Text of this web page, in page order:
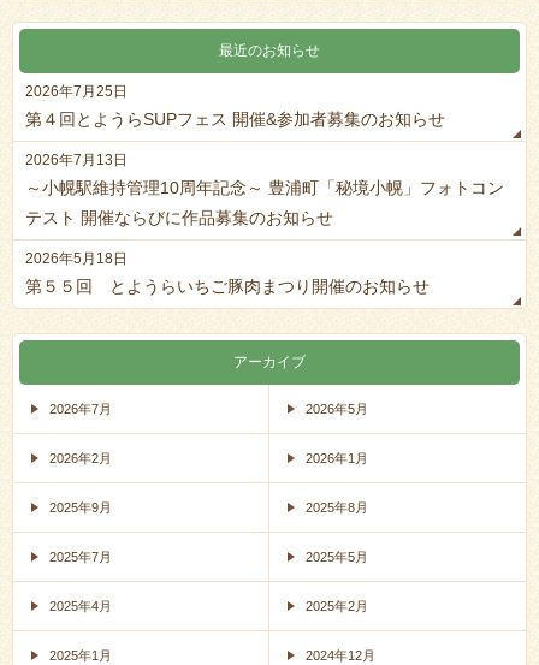
最近のお知らせ
2026年7月25日
第４回とようらSUPフェス 開催&参加者募集のお知らせ
2026年7月13日
～小幌駅維持管理10周年記念～ 豊浦町「秘境小幌」フォトコン
テスト 開催ならびに作品募集のお知らせ
2026年5月18日
第５５回 とようらいちご豚肉まつり開催のお知らせ
アーカイブ
2026年7月 2026年5月
2026年2月 2026年1月
2025年9月 2025年8月
2025年7月 2025年5月
2025年4月 2025年2月
2025年1月 2024年12月